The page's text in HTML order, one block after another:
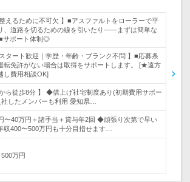
整えるために不可欠 】■アスファルトをローラーで平
、道路を切るための線を引いたり――まずは簡単な
サポート体制◎
スタート歓迎｜学歴・年齢・ブランク不問 】■応募条
転免許がない場合は取得をサポートします。 [★遠方
し費用相談OK]
から徒歩8分 】 ◆借上げ社宅制度あり(初期費用サポー
社したメンバーも利用 愛知県…
〜40万円＋諸手当＋賞与年2回 ◆頑張り次第で早い
収400〜500万円も十分目指せます…
万円